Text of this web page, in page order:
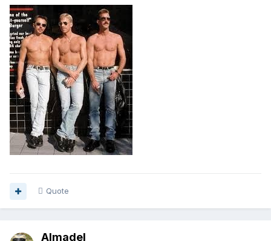
Quote
Almadel